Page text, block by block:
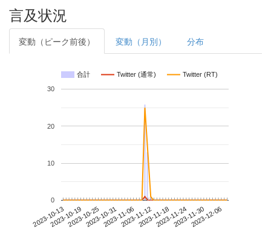
言及状況
変動（ピーク前後） 変動（月別） 分布
合計 Twitter (通常) Twitter (RT)
2023-10-132023-10-192023-10-252023-10-312023-11-062023-11-122023-11-182023-11-242023-11-302023-12-06
0
10
20
30